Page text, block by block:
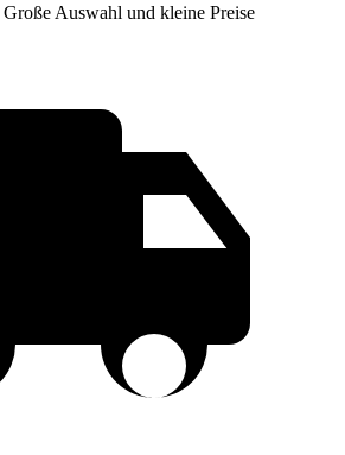
Große Auswahl und kleine Preise